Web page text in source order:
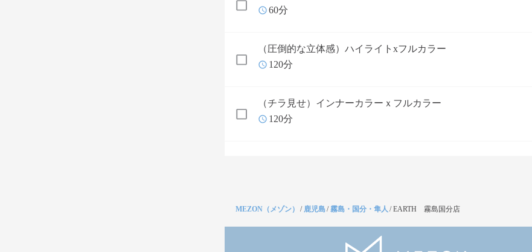
60分
（圧倒的な立体感）ハイライトxフルカラー
120分
（チラ見せ）インナーカラーｘフルカラー
120分
MEZON（メゾン） / 鹿児島/霧島・国分・隼人 /EARTH 霧島国分店